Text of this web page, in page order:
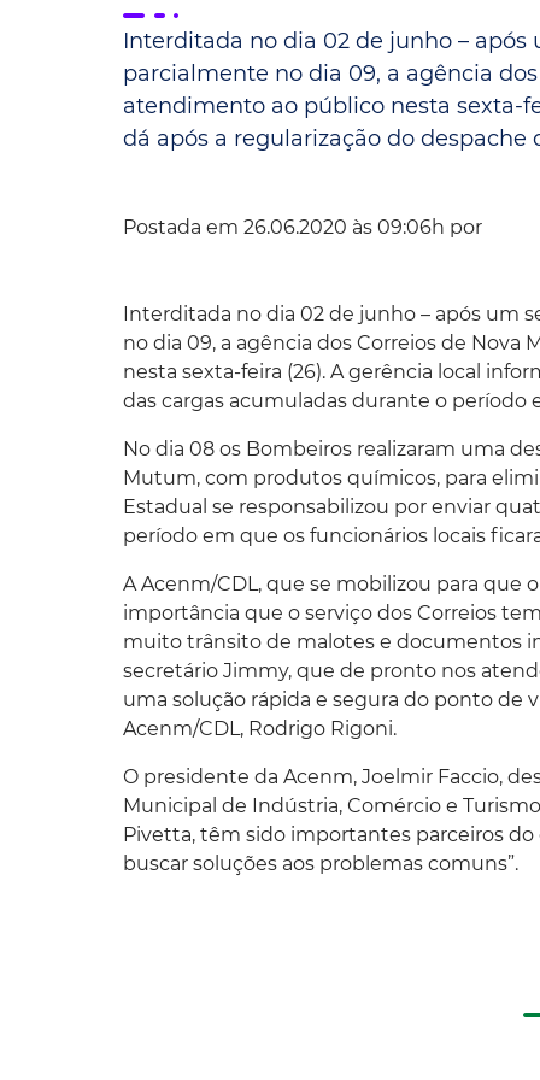
Convênio Parque das Águas
Convênio Mix da Saúde
Interditada no dia 02 de junho – após
parcialmente no dia 09, a agência
atendimento ao público nesta sexta-
dá após a regularização do despache
Postada em 26.06.2020 às 09:06h por
Interditada no dia 02 de junho – após um
no dia 09, a agência dos Correios de
nesta sexta-feira (26). A gerência local
das cargas acumuladas durante o período
No dia 08 os Bombeiros realizaram uma
Mutum, com produtos químicos, para
Estadual se responsabilizou por enviar
período em que os funcionários locais
A Acenm/CDL, que se mobilizou para que
importância que o serviço dos Correios
muito trânsito de malotes e documentos
secretário Jimmy, que de pronto nos
uma solução rápida e segura do ponto de
Acenm/CDL, Rodrigo Rigoni.
O presidente da Acenm, Joelmir Faccio,
Municipal de Indústria, Comércio e
Pivetta, têm sido importantes parceiros do
buscar soluções aos problemas comuns”.